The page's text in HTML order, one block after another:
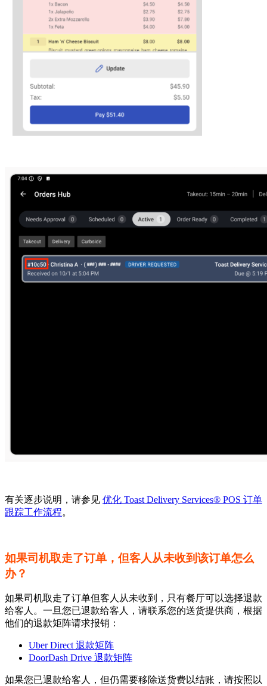
有关逐步说明，请参见 优化 Toast Delivery Services® POS 订单
跟踪工作流程。
如果司机取走了订单，但客人从未收到该订单怎么
办？
如果司机取走了订单但客人从未收到，只有餐厅可以选择退款
给客人。一旦您已退款给客人，请联系您的送货提供商，根据
他们的退款矩阵请求报销：
Uber Direct 退款矩阵
DoorDash Drive 退款矩阵
如果您已退款给客人，但仍需要移除送货费以结账，请按照以